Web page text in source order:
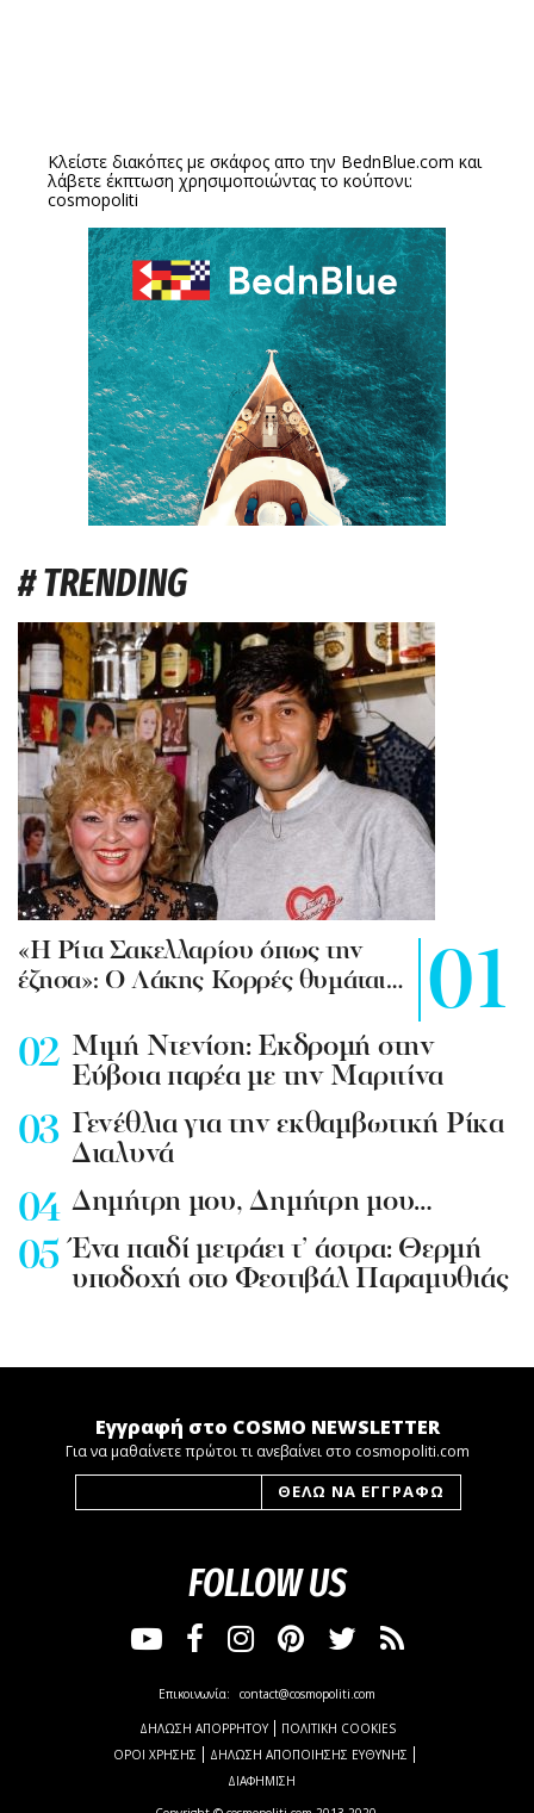
Κλείστε διακόπες με σκάφος απο την BednBlue.com και
λάβετε έκπτωση χρησιμοποιώντας το κούπονι:
cosmopoliti
# TRENDING
«Η Ρίτα Σακελλαρίου όπως την
έζησα»: Ο Λάκης Κορρές θυμάται…
Mιμή Ντενίση: Εκδρομή στην
Εύβοια παρέα με την Μαριτίνα
Γενέθλια για την εκθαμβωτική Ρίκα
Διαλυνά
Δημήτρη μου, Δημήτρη μου…
Ένα παιδί μετράει τ’ άστρα: Θερμή
υποδοχή στο Φεστιβάλ Παραμυθιάς
Εγγραφή στο COSMO NEWSLETTER
Για να μαθαίνετε πρώτοι τι ανεβαίνει στο cosmopoliti.com
FOLLOW US
Επικοινωνία: contact@cosmopoliti.com
ΔΗΛΩΣΗ ΑΠΟΡΡΗΤΟΥ
ΠΟΛΙΤΙΚΗ COOKIES
ΟΡΟΙ ΧΡΗΣΗΣ
ΔΗΛΩΣΗ ΑΠΟΠΟΙΗΣΗΣ ΕΥΘΥΝΗΣ
ΔΙΑΦΗΜΙΣΗ